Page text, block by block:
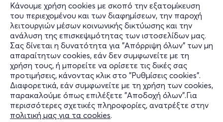
Κάνουμε χρήση cookies με σκοπό την εξατομίκευση
του περιεχομένου και των διαφημίσεων, την παροχή
λειτουργιών μέσων κοινωνικής δικτύωσης και την
ανάλυση της επισκεψιμότητας των ιστοσελίδων μας.
Σας δίνεται η δυνατότητα για "Απόρριψη όλων" των μη
απαραίτητων cookies, εάν δεν συμφωνείτε με τη
χρήση τους, ή μπορείτε να ορίσετε τις δικές σας
προτιμήσεις, κάνοντας κλικ στο "Ρυθμίσεις cookies".
Διαφορετικά, εάν συμφωνείτε με τη χρήση των cookies,
παρακαλούμε όπως επιλέξετε "Αποδοχή όλων".Για
περισσότερες σχετικές πληροφορίες, ανατρέξτε στην
πολιτική μας για τα cookies.
Ο ΚΑΤΑ ΦΑΝΤΑΣΙΑΝ ΑΣΘΕΝΗΣ
Δημοτικό θέατρο Ηλιούπολης «Δημήτρης Κιντής» -
Ηλιούπολη, Αττική
από 20€